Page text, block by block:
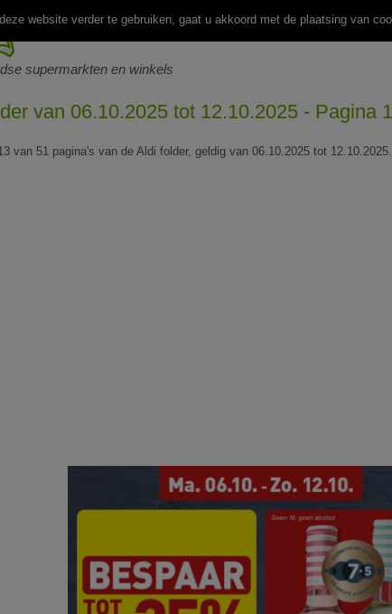
supermarkten en winkels
van 06.10.2025 tot 12.10.2025 - Pagina
van 51 pagina's van de Aldi folder, geldig van 06.10.2025 tot 12.10.2025.
website verder te gebruiken, gaat u akkoord met de plaatsing van